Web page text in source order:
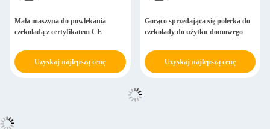
Mała maszyna do powlekania
czekoladą z certyfikatem CE
Uzyskaj najlepszą cenę
Gorąco sprzedająca się polerka do
czekolady do użytku domowego
Uzyskaj najlepszą cenę